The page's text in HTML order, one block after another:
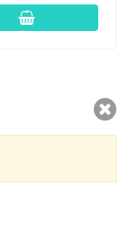
En el carro de